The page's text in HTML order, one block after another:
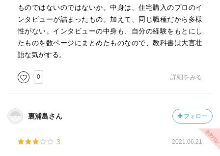
安い生命保険に加入すれば、支払総額を減らすことができ
ます。
p178
誰でも保険、投資信託や株式などの金融商品であれば、あ
を得てから購入を検討します。それなのに住宅に関して
p186
賃貸であれば、年金暮らしになっても家賃の支払いを続け
ものではないのではないか。中身は、住宅購入のプロのイ
ンタビューが詰まったもの。加えて、同じ職種だから多様
性がない。インタビューの中身も、自分の経験をもとにし
たものを数ページにまとめたものなので、教科書は大言壮
語な気がする。
0 詳細をみる
裏浦島さん フォロー
3 2021.06.21